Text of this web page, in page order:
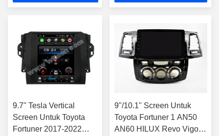
Multimedia Stereo GPS
9.7'' Tesla Vertical
Screen Untuk Toyota
Fortuner 2017-2022
9"/10.1" Screen Untuk
Toyota Fortuner 1 AN50
AN60 HILUX Revo Vigo